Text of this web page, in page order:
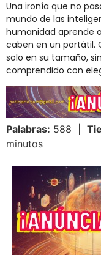
Una ironía que no
mundo de las
humanidad aprende
caben en un portátil.
solo en su tamaño,
comprendido con
Palabras: 588 |
minutos